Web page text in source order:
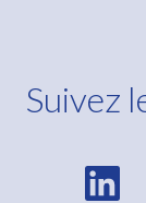
Suivez